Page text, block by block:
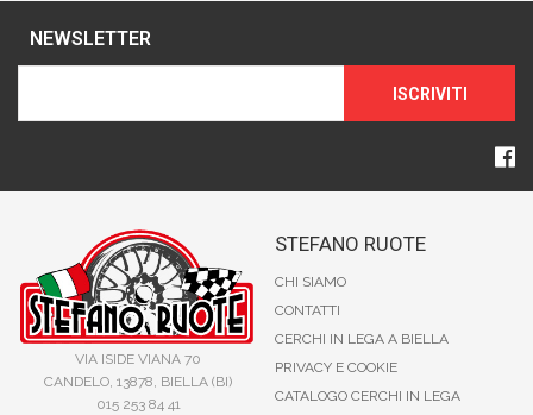
NEWSLETTER
ISCRIVITI
VIA ISIDE VIANA 70
CANDELO, 13878, BIELLA (BI)
015 253 84 41
STEFANO RUOTE
CHI SIAMO
CONTATTI
CERCHI IN LEGA A BIELLA
PRIVACY E COOKIE
CATALOGO CERCHI IN LEGA